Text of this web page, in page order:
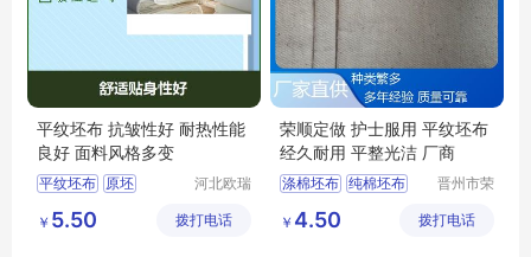
平纹坯布 抗皱性好 耐热性能
良好 面料风格多变
平纹坯布 原坯
涤棉6535
河北欧瑞
有限公司
￥ 5.50 拨打电话
荣顺定做 护士服用 平纹坯布
经久耐用 平整光洁 厂商
涤棉坯布 纯棉坯布
平纹坯布
晋州市荣
限公司
￥ 4.50 拨打电话